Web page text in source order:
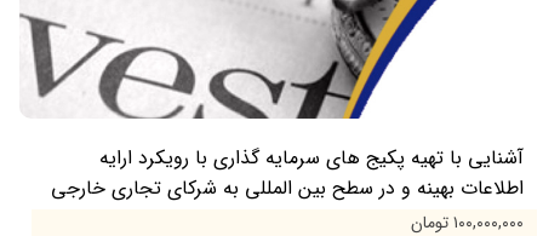
آشنایی با تهیه پکیج های سرمایه گذاری با رویکرد ارایه
اطلاعات بهینه و در سطح بین المللی به شرکای تجاری خارجی
۱۰۰,۰۰۰,۰۰۰ تومان